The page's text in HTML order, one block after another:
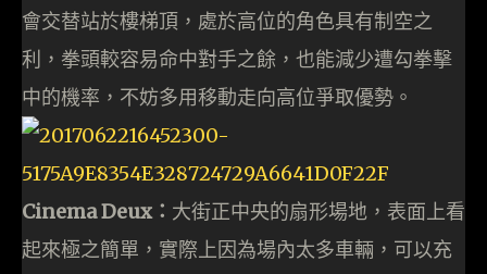
會交替站於樓梯頂，處於高位的角色具有制空之
利，拳頭較容易命中對手之餘，也能減少遭勾拳擊
中的機率，不妨多用移動走向高位爭取優勢。
Cinema Deux： 大街正中央的扇形場地，表面上看
起來極之簡單，實際上因為場內太多車輛，可以充